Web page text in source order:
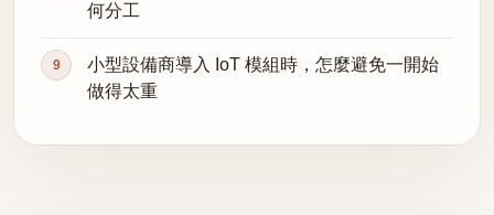
何分工
小型設備商導入 IoT 模組時，怎麼避免一開始
做得太重